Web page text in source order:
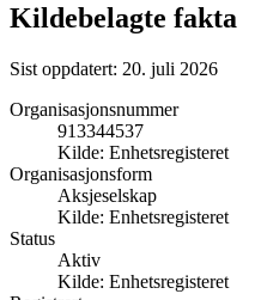
Kildebelagte fakta
Sist oppdatert: 20. juli 2026
Organisasjonsnummer
913344537
Kilde: Enhetsregisteret
Organisasjonsform
Aksjeselskap
Kilde: Enhetsregisteret
Status
Aktiv
Kilde: Enhetsregisteret